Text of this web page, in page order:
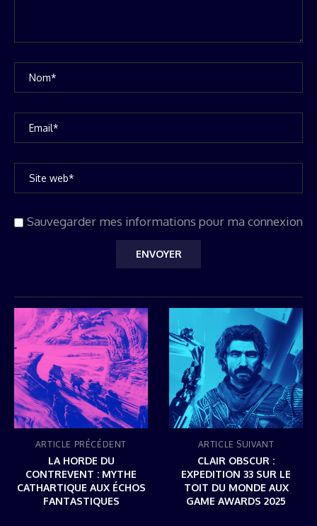
Sauvegarder mes informations pour ma connexion
ARTICLE PRÉCÉDENT
LA HORDE DU
CONTREVENT : MYTHE
CATHARTIQUE AUX ÉCHOS
FANTASTIQUES
ARTICLE SUIVANT
CLAIR OBSCUR :
EXPEDITION 33 SUR LE
TOIT DU MONDE AUX
GAME AWARDS 2025